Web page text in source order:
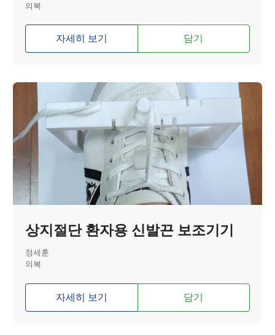
의복
자세히 보기 담기
상지절단 환자용 신발끈 보조기기
정세훈
의복
자세히 보기 담기